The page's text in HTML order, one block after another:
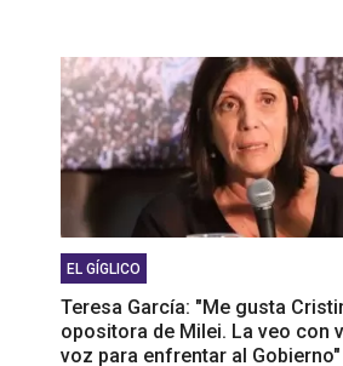
EL GÍGLICO
Teresa García: "Me gusta
opositora de Milei. La veo con
voz para enfrentar al Gobierno"